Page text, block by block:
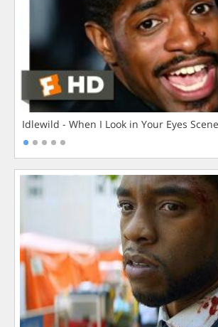
Idlewild - When I Look in Your Eyes Scene